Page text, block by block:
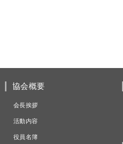
協会概要
会長挨拶
活動内容
役員名簿